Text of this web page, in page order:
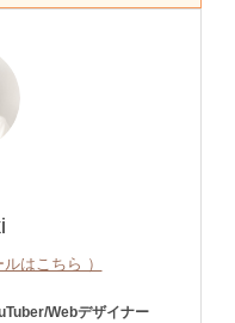
はこちら ）
Webデザイナー